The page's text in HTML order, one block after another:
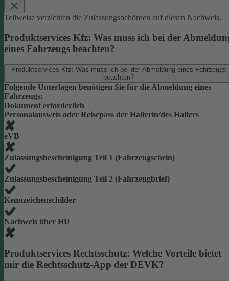
Teilweise verzichten die Zulassungsbehörden auf diesen Nachweis.
Produktservices Kfz: Was muss ich bei der
eines Fahrzeugs beachten?
Produktservices Kfz: Was muss ich bei der Abmeldung eines Fahrzeugs
beachten?
Folgende Unterlagen benötigen Sie für die Abmeldung eines
Fahrzeugs:
Dokument erforderlich
Personalausweis oder Reisepass der Halterin/des Halters
eVB
Zulassungsbescheinigung Teil 1 (Fahrzeugschein)
Zulassungsbescheinigung Teil 2 (Fahrzeugbrief)
Kennzeichenschilder
Nachweis über HU
Produktservices Rechtsschutz: Welche Vorteile bietet
mir die Rechtsschutz-App der DEVK?